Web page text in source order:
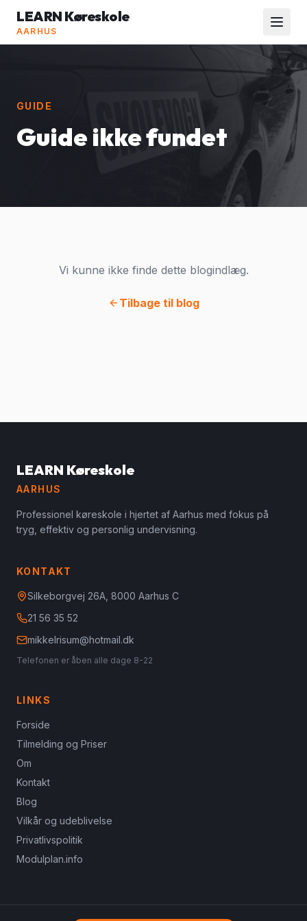
LEARN Køreskole
AARHUS
GUIDE
Guide ikke fundet
Vi kunne ikke finde dette blogindlæg.
Tilbage til blog
LEARN Køreskole
AARHUS
Professionel køreskole i hjertet af Aarhus med fokus på
tryg, effektiv og personlig undervisning.
KONTAKT
Silkeborgvej 26A, 8000 Aarhus C
21 56 35 52
mikkelrisum@hotmail.dk
Telefonen er åben alle dage 8-22
LINKS
Forside
Tilmelding og Priser
Om
Kontakt
Blog
Vilkår og udeblivelse
Privatlivspolitik
Modulplan.info